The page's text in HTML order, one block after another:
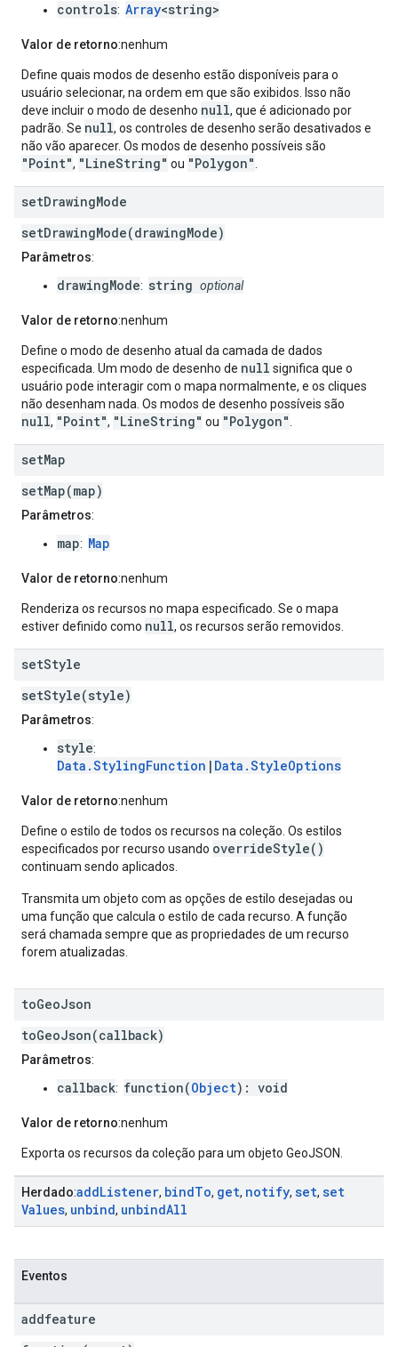
controls: Array<string>
Valor de retorno:nenhum
Define quais modos de desenho estão disponíveis para o
usuário selecionar, na ordem em que são exibidos. Isso não
deve incluir o modo de desenho null, que é adicionado por
padrão. Se null, os controles de desenho serão desativados e
não vão aparecer. Os modos de desenho possíveis são
"Point", "LineString" ou "Polygon"
setDrawingMode
setDrawingMode(drawingMode)
Parâmetros:
drawingMode: string optional
Valor de retorno:nenhum
Define o modo de desenho atual da camada de dados
especificada. Um modo de desenho de null significa que o
usuário pode interagir com o mapa normalmente, e os cliques
não desenham nada. Os modos de desenho possíveis são
null, "Point", "LineString" ou "Polygon"
setMap
setMap(map)
Parâmetros:
map: Map
Valor de retorno:nenhum
Renderiza os recursos no mapa especificado. Se o mapa
estiver definido como null, os recursos serão removidos.
setStyle
setStyle(style)
Parâmetros:
style:
Data.StylingFunction | Data.StyleOptions
Valor de retorno:nenhum
Define o estilo de todos os recursos na coleção. Os estilos
especificados por recurso usando overrideStyle()
continuam sendo aplicados.
Transmita um objeto com as opções de estilo desejadas ou
uma função que calcula o estilo de cada recurso. A função
será chamada sempre que as propriedades de um recurso
forem atualizadas.
toGeoJson
toGeoJson(callback)
Parâmetros:
callback: function(Object): void
Valor de retorno:nenhum
Exporta os recursos da coleção para um objeto GeoJSON.
Herdado:addListener, bindTo, get, notify, set, set
Values, unbind, unbindAll
Eventos
addfeature